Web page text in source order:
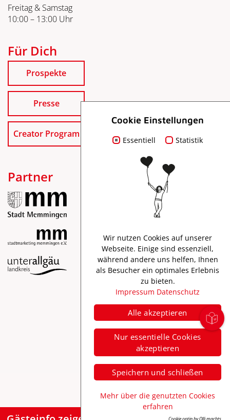
Freitag & Samstag
10:00 – 13:00 Uhr
Für Dich
Prospekte
Presse
Creator Program
Partner
Impressum
Barrierefreiheit
Cookie Einstellungen
Essentiell Statistik
Wir nutzen Cookies auf unserer
Webseite. Einige sind essenziell,
während andere uns helfen, Ihnen
als Besucher ein optimales Erlebnis
zu bieten.
Impressum Datenschutz
Alle akzeptieren
Nur essentielle Cookies
akzeptieren
Speichern und schließen
Mehr über die genutzten Cookies
erfahren